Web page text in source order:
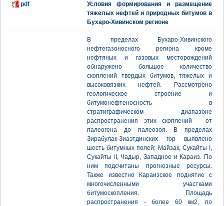
pdf
Условия формирования и размещение
тяжелых нефтей и природных битумов в
Бухаро-Хивинском регионе
В пределах Бухаро-Хивинского
нефтегазоносного региона кроме
нефтяных и газовых месторождений
обнаружено большое количество
скоплений твердых битумов, тяжелых и
высоковязких нефтей. Рассмотрено
геологическое строение и
битумонефтеносность в
стратиграфическом диапазоне
распространения этих скоплений - от
палеогена до палеозоя. В пределах
Зирабулак-Зиаэтдинских гор выявлено
шесть битумных полей: Майзак, Сукайты I,
Сукайты II, Чадыр, Западное и Караиз. По
ним подсчитаны прогнозные ресурсы.
Также известно Караизское поднятие с
многочисленными участками
битумоскопления. Площадь
распространения - более 60 км2, по